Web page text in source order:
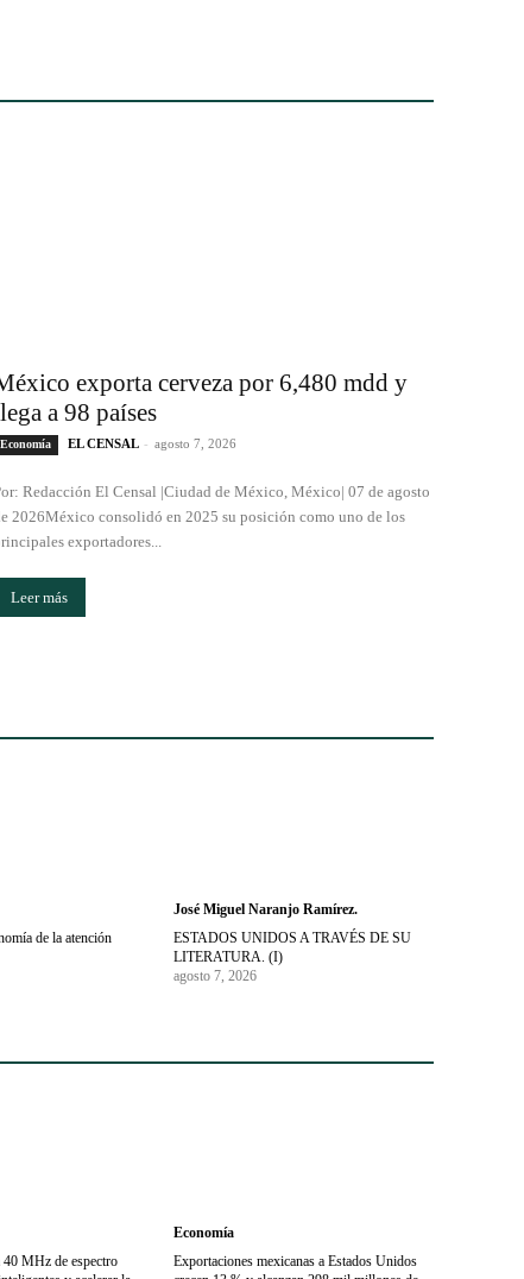
exporta cerveza por 6,480 mdd y
a 98 países
Economía EL CENSAL - agosto 7, 2026
Redacción El Censal |Ciudad de México, México| 07 de agosto
2026México consolidó en 2025 su posición como uno de los
exportadores...
Leer más
de la atención
José Miguel Naranjo Ramírez.
ESTADOS UNIDOS A TRAVÉS DE SU
LITERATURA. (I)
agosto 7, 2026
MHz de espectro
Economía
Exportaciones mexicanas a Estados Unidos